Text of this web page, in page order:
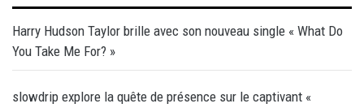
Harry Hudson Taylor brille avec son nouveau single « What Do
You Take Me For? »
slowdrip explore la quête de présence sur le captivant «